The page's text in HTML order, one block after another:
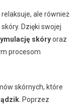
ale również
Dzięki swojej
skóryoraz
procesom
skórnych, które
. Poprzez